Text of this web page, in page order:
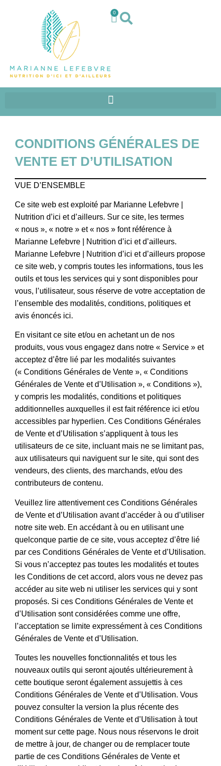
0
CONDITIONS GÉNÉRALES DE
VENTE ET D’UTILISATION
VUE D’ENSEMBLE
Ce site web est exploité par Marianne Lefebvre |
Nutrition d’ici et d’ailleurs. Sur ce site, les termes
« nous », « notre » et « nos » font référence à
Marianne Lefebvre | Nutrition d’ici et d’ailleurs.
Marianne Lefebvre | Nutrition d’ici et d’ailleurs propose
ce site web, y compris toutes les informations, tous les
outils et tous les services qui y sont disponibles pour
vous, l’utilisateur, sous réserve de votre acceptation de
l’ensemble des modalités, conditions, politiques et
avis énoncés ici.
En visitant ce site et/ou en achetant un de nos
produits, vous vous engagez dans notre « Service » et
acceptez d’être lié par les modalités suivantes
(« Conditions Générales de Vente », « Conditions
Générales de Vente et d’Utilisation », « Conditions »),
y compris les modalités, conditions et politiques
additionnelles auxquelles il est fait référence ici et/ou
accessibles par hyperlien. Ces Conditions Générales
de Vente et d’Utilisation s’appliquent à tous les
utilisateurs de ce site, incluant mais ne se limitant pas,
aux utilisateurs qui naviguent sur le site, qui sont des
vendeurs, des clients, des marchands, et/ou des
contributeurs de contenu.
Veuillez lire attentivement ces Conditions Générales
de Vente et d’Utilisation avant d’accéder à ou d’utiliser
notre site web. En accédant à ou en utilisant une
quelconque partie de ce site, vous acceptez d’être lié
par ces Conditions Générales de Vente et d’Utilisation.
Si vous n’acceptez pas toutes les modalités et toutes
les Conditions de cet accord, alors vous ne devez pas
accéder au site web ni utiliser les services qui y sont
proposés. Si ces Conditions Générales de Vente et
d’Utilisation sont considérées comme une offre,
l’acceptation se limite expressément à ces Conditions
Générales de Vente et d’Utilisation.
Toutes les nouvelles fonctionnalités et tous les
nouveaux outils qui seront ajoutés ultérieurement à
cette boutique seront également assujettis à ces
Conditions Générales de Vente et d’Utilisation. Vous
pouvez consulter la version la plus récente des
Conditions Générales de Vente et d’Utilisation à tout
moment sur cette page. Nous nous réservons le droit
de mettre à jour, de changer ou de remplacer toute
partie de ces Conditions Générales de Vente et